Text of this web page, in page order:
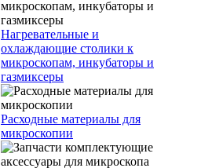
Нагревательные и
охлаждающие столики к
микроскопам, инкубаторы и
газмиксеры
Расходные материалы для
микроскопии